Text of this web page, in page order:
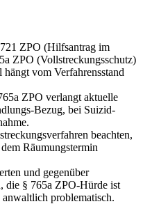
ZPO (Hilfsantrag im
ZPO (Vollstreckungsschutz)
vom Verfahrensstand
ZPO verlangt aktuelle
Bezug, bei Suizid-
beachten,
Räumungstermin
und gegenüber
die § 765a ZPO-Hürde ist
problematisch.